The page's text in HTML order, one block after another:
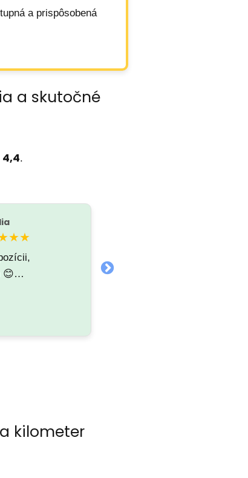
a prispôsobená
a skutočné
4,4.
😊…
kilometer